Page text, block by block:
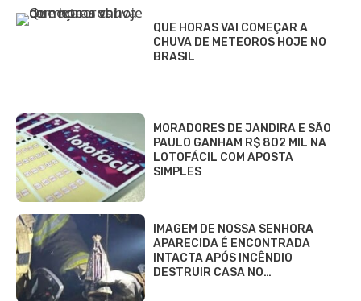
QUE HORAS VAI COMEÇAR A
CHUVA DE METEOROS HOJE NO
BRASIL
MORADORES DE JANDIRA E SÃO
PAULO GANHAM R$ 802 MIL NA
LOTOFÁCIL COM APOSTA
SIMPLES
IMAGEM DE NOSSA SENHORA
APARECIDA É ENCONTRADA
INTACTA APÓS INCÊNDIO
DESTRUIR CASA NO…